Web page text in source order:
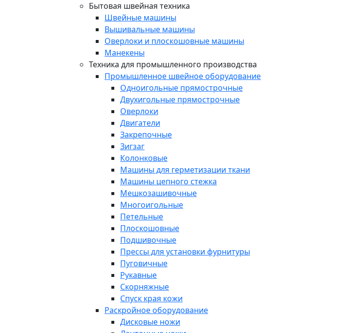
Бытовая швейная техника
Швейные машины
Вышивальные машины
Оверлоки и плоскошовные машины
Манекены
Техника для промышленного производства
Промышленное швейное оборудование
Одноигольные прямострочные
Двухигольные прямострочные
Оверлоки
Двигатели
Закрепочные
Зигзаг
Колонковые
Машины для герметизации ткани
Машины цепного стежка
Мешкозашивочные
Многоигольные
Петельные
Плоскошовные
Подшивочные
Прессы для установки фурнитуры
Пуговичные
Рукавные
Скорняжные
Спуск края кожи
Раскройное оборудование
Дисковые ножи